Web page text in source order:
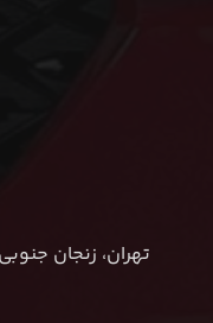
تهران، زنجان